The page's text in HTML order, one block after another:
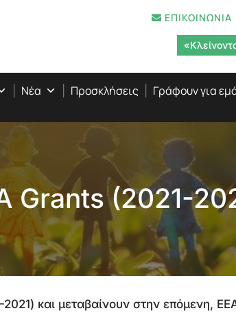
ΕΠΙΚΟΙΝΩΝΙΑ
Νέα Προσκλήσεις Γράφουν για
Grants (2021-
και μεταβαίνουν στην επόμενη,